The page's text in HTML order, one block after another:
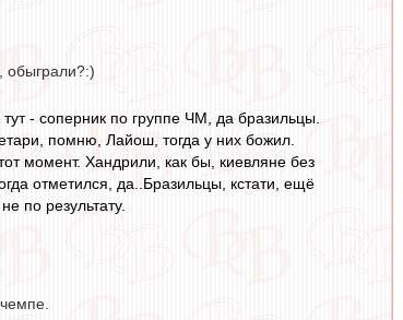
обыграли?:)
- соперник по группе ЧМ, да бразильцы.
помню, Лайош, тогда у них божил.
момент. Хандрили, как бы, киевляне без
отметился, да..Бразильцы, кстати, ещё
по результату.